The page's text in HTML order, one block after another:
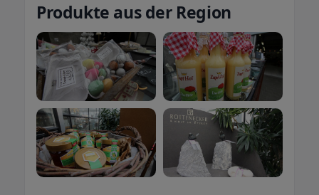
Produkte aus der Region